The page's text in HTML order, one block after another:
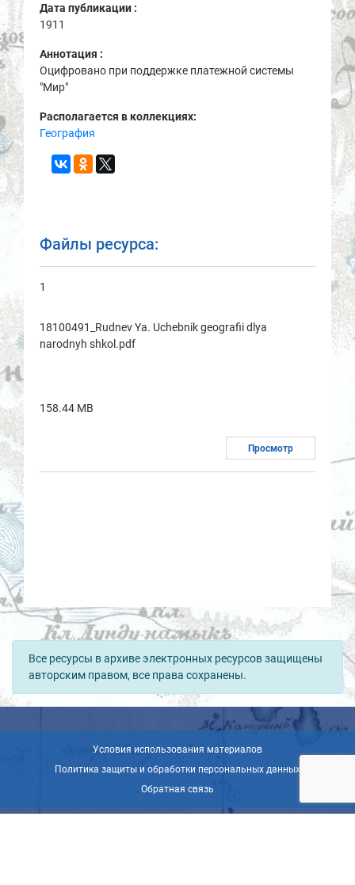
Дата публикации :
1911
Аннотация :
Оцифровано при поддержке платежной системы
"Мир"
Располагается в коллекциях:
География
Файлы ресурса:
1
18100491_Rudnev Ya. Uchebnik geografii dlya
narodnyh shkol.pdf
158.44 MB
Просмотр
Все ресурсы в архиве электронных ресурсов защищены
авторским правом, все права сохранены.
Условия использования материалов
Политика защиты и обработки персональных данных
Обратная связь